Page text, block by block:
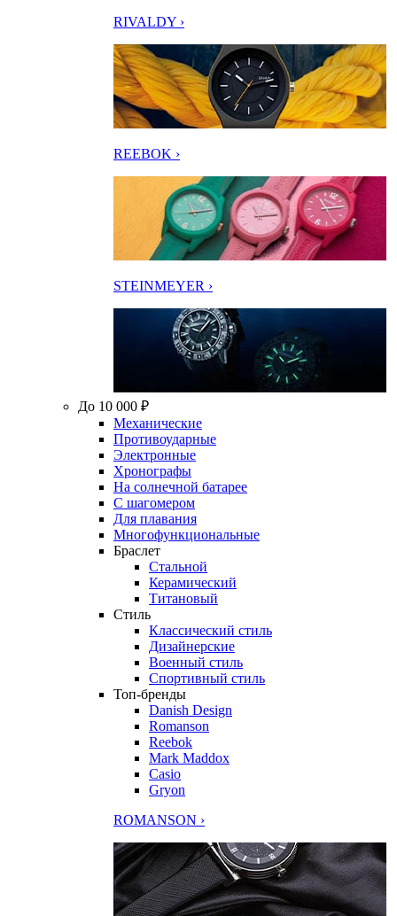
RIVALDY ›
REEBOK ›
STEINMEYER ›
До 10 000 ₽
Механические
Противоударные
Электронные
Хронографы
На солнечной батарее
С шагомером
Для плавания
Многофункциональные
Браслет
Стальной
Керамический
Титановый
Стиль
Классический стиль
Дизайнерские
Военный стиль
Спортивный стиль
Топ-бренды
Danish Design
Romanson
Reebok
Mark Maddox
Casio
Gryon
ROMANSON ›